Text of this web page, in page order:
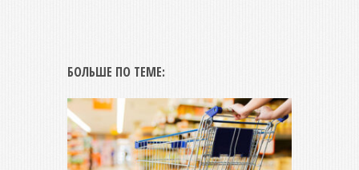
БОЛЬШЕ ПО ТЕМЕ: